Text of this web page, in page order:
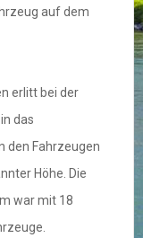
auf dem
erlitt bei der
das
den Fahrzeugen
Höhe. Die
war mit 18